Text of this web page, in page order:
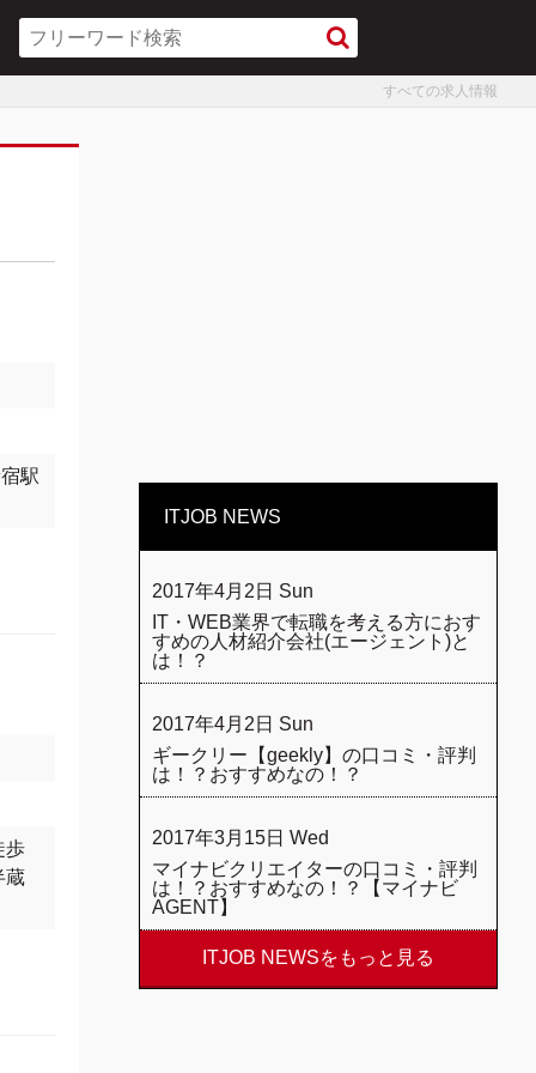
すべての求人情報
駅
歩
蔵
ITJOB NEWS
2017年4月2日 Sun
IT・WEB業界で転職を考える方におす
すめの人材紹介会社(エージェント)と
は！？
2017年4月2日 Sun
ギークリー【geekly】の口コミ・評判
は！？おすすめなの！？
2017年3月15日 Wed
マイナビクリエイターの口コミ・評判
は！？おすすめなの！？【マイナビ
AGENT】
ITJOB NEWSをもっと見る